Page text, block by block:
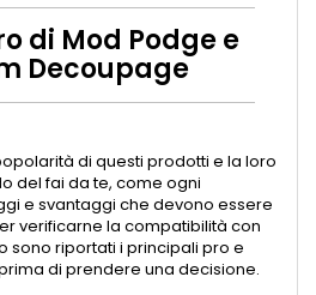
di Mod Podge e
Decoupage
di questi prodotti e la loro
del fai da te, come ogni
e svantaggi che devono essere
verificarne la compatibilità con
sono riportati i principali pro e
di prendere una decisione.